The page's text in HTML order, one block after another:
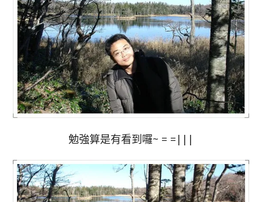
勉強算是有看到囉~ = =|||